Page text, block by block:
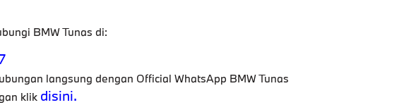
BMW Tunas di:
langsung dengan Official WhatsApp BMW Tunas
klik disini.